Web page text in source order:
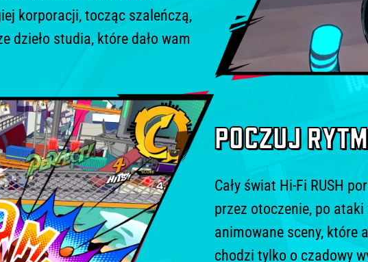
GRA AKCJI OD
którego uznano za „defekt” po
mu w serce odtwarzacz
korporacji, tocząc szaleńczą,
dzieło studia, które dało wam